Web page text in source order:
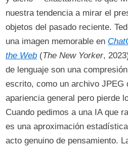
nuestra tendencia a mirar el
objetos del pasado reciente.
una imagen memorable en
the Web (The New Yorker,
de lenguaje son una
escrito, como un archivo JPEG
apariencia general pero pierde
Cuando pedimos a una IA que
es una aproximación
acto genuino de pensamiento.